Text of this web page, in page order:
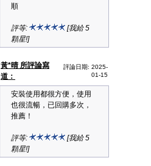
順
評等:
[我給 5
顆星!]
黃*晴 所評論寫
道：
評論日期: 2025-
01-15
安裝使用都很方便，使用
也很流暢，已回購多次，
推薦！
評等:
[我給 5
顆星!]